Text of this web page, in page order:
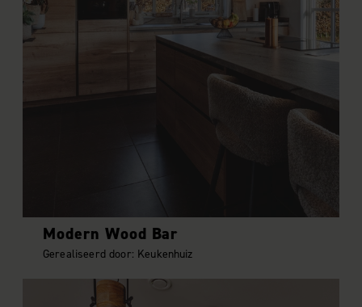
Modern Wood Bar
Gerealiseerd door: Keukenhuiz